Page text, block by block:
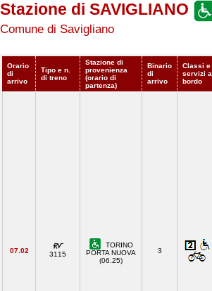
Stazione di SAVIGLIANO
Comune di Savigliano
Orario
di
arrivo
Tipo e n.
di treno
Stazione di
provenienza
(orario di
partenza)
Binario
di
arrivo
Classi e
servizi a
bordo
07.02 3115
TORINO
PORTA NUOVA
(06.25)
3